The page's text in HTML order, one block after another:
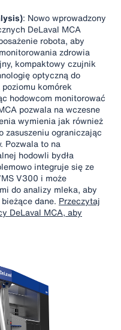
: Nowo wprowadzony
DeLaval MCA
robota, aby
zdrowia
kompaktowy czujnik
optyczną do
komórek
hodowcom monitorować
pozwala na wczesne
wymienia jak również
zasuszeniu ograniczając
Pozwala to na
hodowli bydła
integruje się ze
V300 i może
do analizy mleka, aby
dane. Przeczytaj
DeLaval MCA, aby